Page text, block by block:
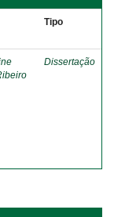
Tipo
Dissertação